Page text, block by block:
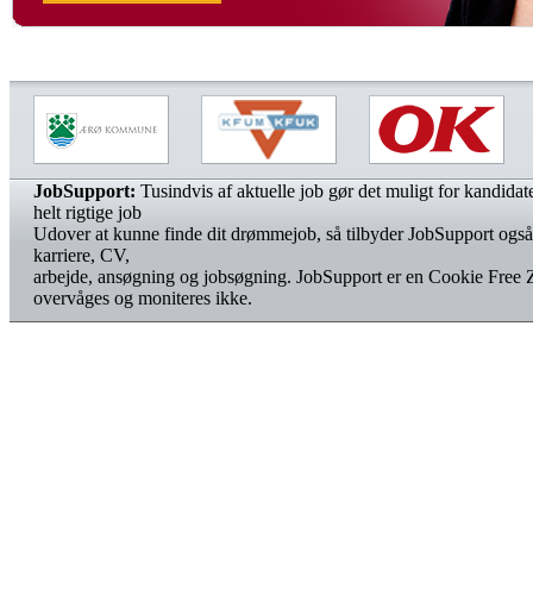
JobSupport: Tusindvis af aktuelle job gør det muligt for
helt rigtige job
Udover at kunne finde dit drømmejob, så tilbyder JobSupport
karriere, CV,
arbejde, ansøgning og jobsøgning. JobSupport er en Cookie Free
overvåges og moniteres ikke.